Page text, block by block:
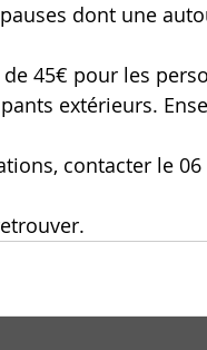
dont une
45€ pour les
extérieurs.
contacter le 06